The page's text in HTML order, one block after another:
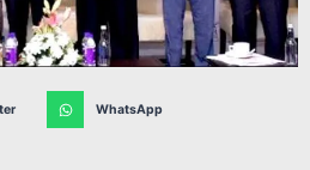
WhatsApp